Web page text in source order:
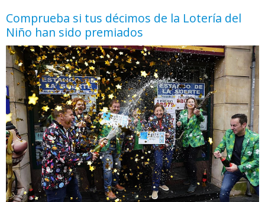
Comprueba si tus décimos de la Lotería del
Niño han sido premiados